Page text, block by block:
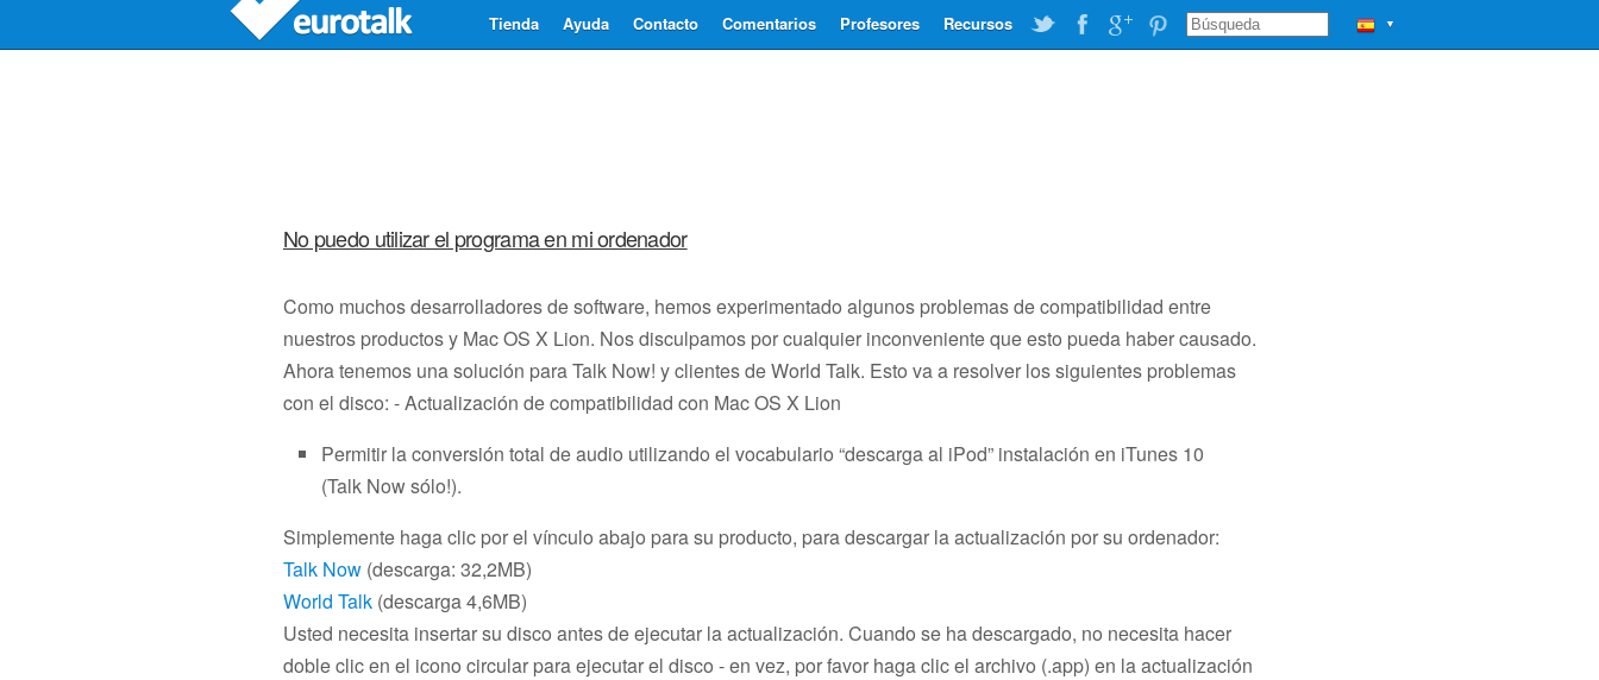
▼
Recursos
Profesores
Comentarios
Contacto
Ayuda
Tienda
No puedo utilizar el programa en mi ordenador
Como muchos desarrolladores de software, hemos experimentado algunos problemas de compatibilidad entre
nuestros productos y Mac OS X Lion. Nos disculpamos por cualquier inconveniente que esto pueda haber causado.
Ahora tenemos una solución para Talk Now! y clientes de World Talk. Esto va a resolver los siguientes problemas
con el disco: - Actualización de compatibilidad con Mac OS X Lion
Permitir la conversión total de audio utilizando el vocabulario “descarga al iPod” instalación en iTunes 10
(Talk Now sólo!).
Simplemente haga clic por el vínculo abajo para su producto, para descargar la actualización por su ordenador:
Talk Now (descarga: 32,2MB)
World Talk (descarga 4,6MB)
Usted necesita insertar su disco antes de ejecutar la actualización. Cuando se ha descargado, no necesita hacer
doble clic en el icono circular para ejecutar el disco - en vez, por favor haga clic el archivo (.app) en la actualización